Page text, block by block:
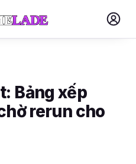
Bảng xếp
rerun cho